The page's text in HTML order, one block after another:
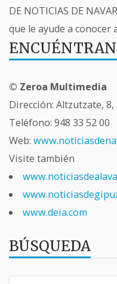
DE NOTICIAS DE
que le ayude a conocer
© Zeroa Multimedia
Dirección: Altzutzate,
Teléfono: 948 33 52 00
Web:
Visite también
www.deia.com
BÚSQUEDA